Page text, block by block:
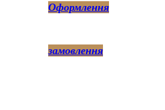
Оформлення
замовлення